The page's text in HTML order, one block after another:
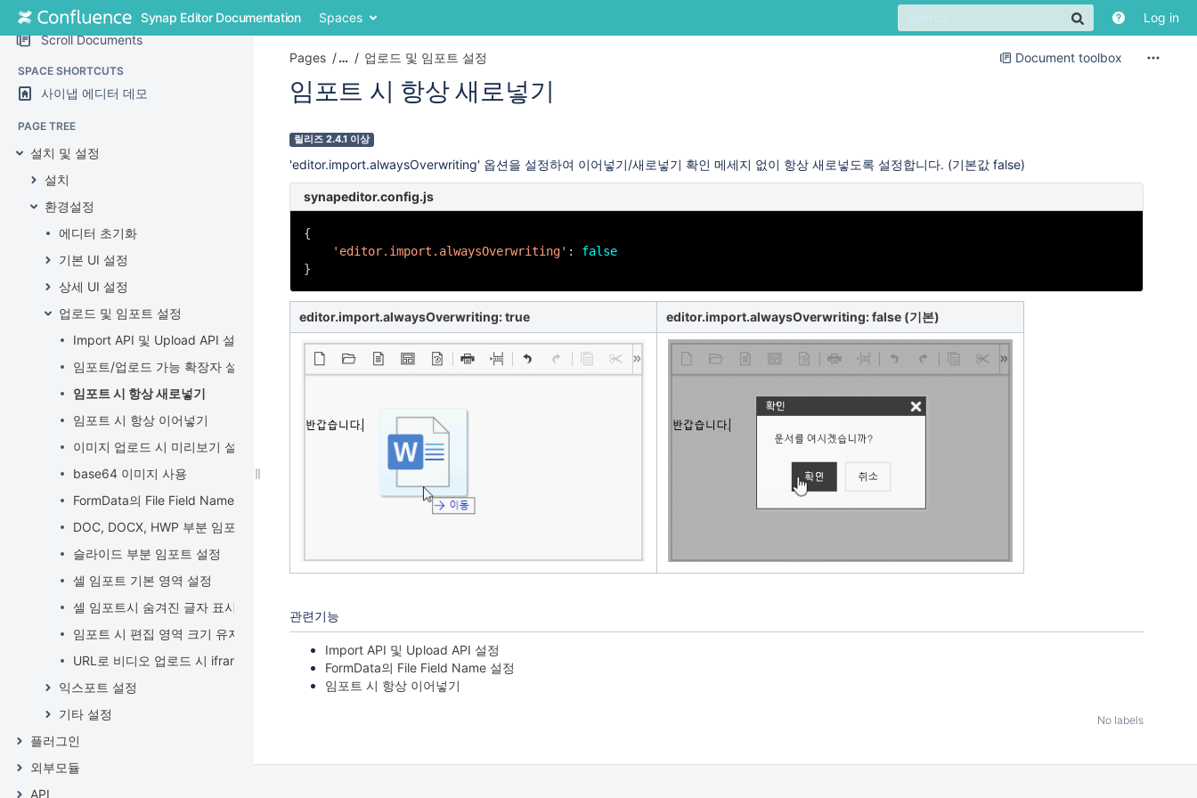
Skip
content
breadcrumbs
header
Synap Editor Documentation Spaces
Log in
Scroll Documents
SPACE SHORTCUTS
사이냅 에디터 데모
PAGE TREE
설치 및 설정
설치
환경설정
에디터 초기화
기본 UI 설정
상세 UI 설정
업로드 및 임포트 설정
Import API 및 Upload API 설정
임포트/업로드 가능 확장자 설정
임포트 시 항상 새로넣기
임포트 시 항상 이어넣기
이미지 업로드 시 미리보기 설정
base64 이미지 사용
FormData의 File Field Name 설정
DOC, DOCX, HWP 부분 임포트 설정
슬라이드 부분 임포트 설정
셀 임포트 기본 영역 설정
셀 임포트시 숨겨진 글자 표시하기
임포트 시 편집 영역 크기 유지하기
URL로 비디오 업로드 시 iframe으로 생성하기
익스포트 설정
기타 설정
플러그인
외부모듈
API
Document toolbox
Pages … 업로드 및 임포트 설정
end
of
start
of
임포트 시 항상 새로넣기
to
of
Go
start
metadata
릴리즈 2.4.1 이상
'editor.import.alwaysOverwriting' 옵션을 설정하여 이어넣기/새로넣기 확인 메세지 없이 항상 새로넣도록 설정합니다. (기본값 false)
synapeditor.config.js
{
'editor.import.alwaysOverwriting' : false
}
editor.import.alwaysOverwriting: true editor.import.alwaysOverwriting: false (기본)
관련기능
Import API 및 Upload API 설정
FormData의 File Field Name 설정
임포트 시 항상 이어넣기
No labels